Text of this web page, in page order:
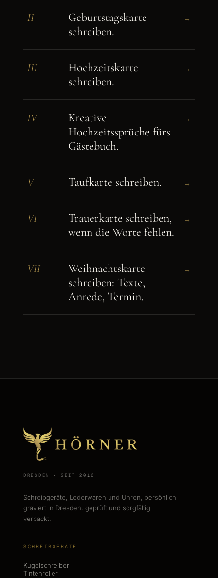
II
Geburtstagskarte
schreiben.
→
III
Hochzeitskarte
schreiben.
→
IV
Kreative
Hochzeitssprüche fürs
Gästebuch.
→
V Taufkarte schreiben. →
VI
Trauerkarte schreiben,
wenn die Worte fehlen.
→
VII
Weihnachtskarte
schreiben: Texte,
Anrede, Termin.
→
DRESDEN · SEIT 2016
Schreibgeräte, Lederwaren und Uhren, persönlich
graviert in Dresden, geprüft und sorgfältig
verpackt.
SCHREIBGERÄTE
Kugelschreiber
Tintenroller